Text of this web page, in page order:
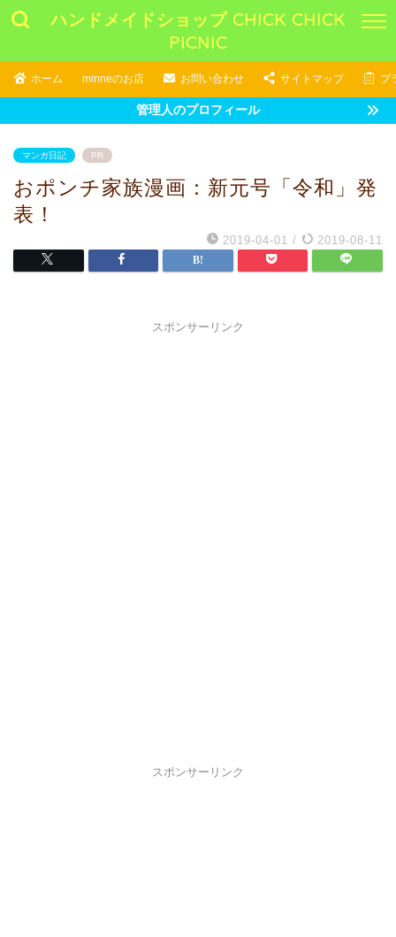
ハンドメイドショップ CHICK CHICK
PICNIC
ホーム minneのお店 お問い合わせ サイトマップ プ
管理人のプロフィール
マンガ日記 PR
おポンチ家族漫画：新元号「令和」発
表！
2019-04-01 / 2019-08-11
スポンサーリンク
スポンサーリンク